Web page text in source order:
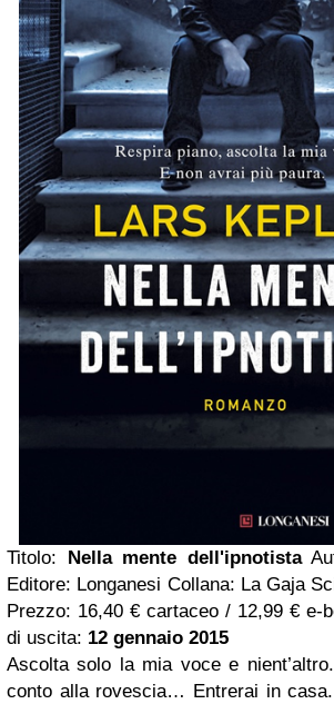
Titolo: Nella mente dell'ipnotista
Editore: Longanesi Collana: La Gaja
Prezzo: 16,40 € cartaceo / 12,99 € e-
di uscita: 12 gennaio 2015
Ascolta solo la mia voce e
conto alla rovescia… Entrerai in